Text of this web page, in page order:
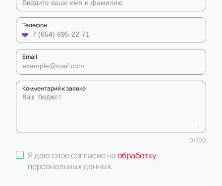
Телефон
Email
Комментарий к заявке
0/100
Я даю свое согласие наобработку
персональных данных.